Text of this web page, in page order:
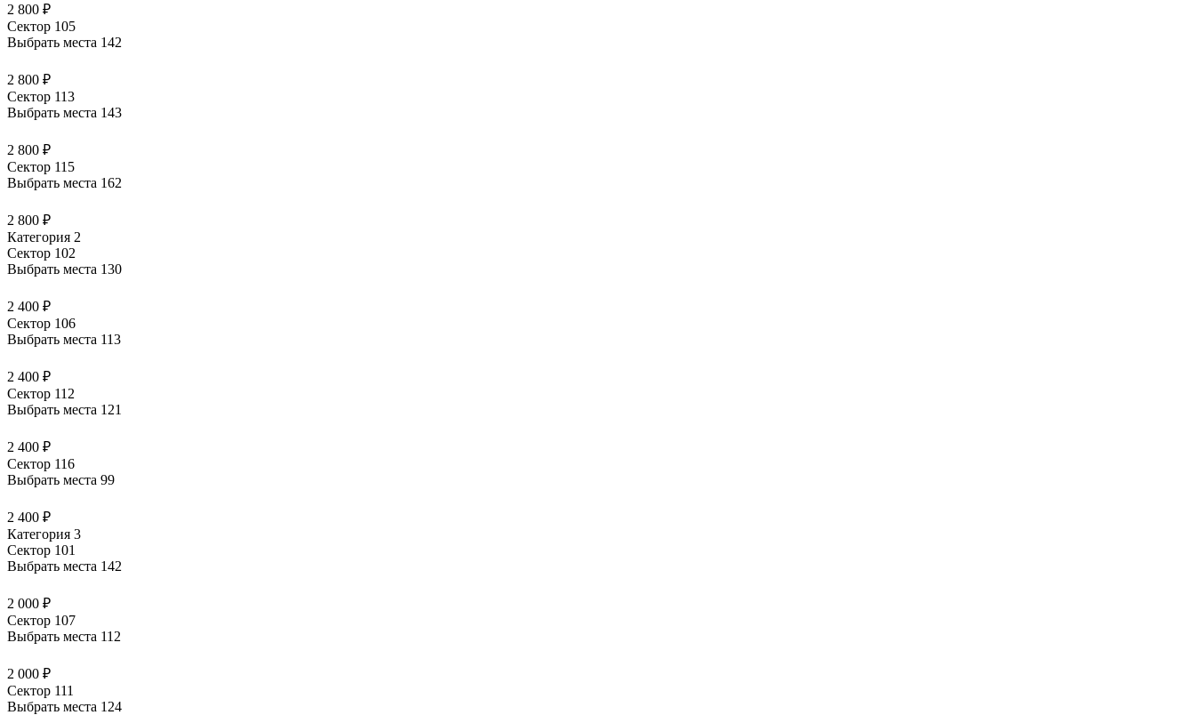
2 800 ₽
Сектор 105
Выбрать места 142
2 800 ₽
Сектор 113
Выбрать места 143
2 800 ₽
Сектор 115
Выбрать места 162
2 800 ₽
Категория 2
Сектор 102
Выбрать места 130
2 400 ₽
Сектор 106
Выбрать места 113
2 400 ₽
Сектор 112
Выбрать места 121
2 400 ₽
Сектор 116
Выбрать места 99
2 400 ₽
Категория 3
Сектор 101
Выбрать места 142
2 000 ₽
Сектор 107
Выбрать места 112
2 000 ₽
Сектор 111
Выбрать места 124